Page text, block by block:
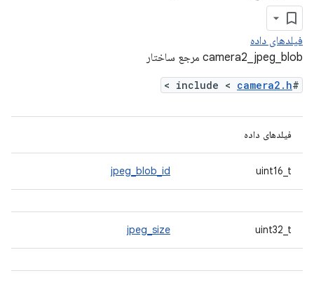
فیلدهای داده
camera2_jpeg_blob مرجع ساختار
#include <
camera2.h
>
فیلدهای داده
uint16_t
jpeg_blob_id
uint32_t
jpeg_size